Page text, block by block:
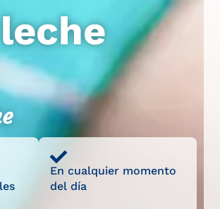
En cualquier momento
del día